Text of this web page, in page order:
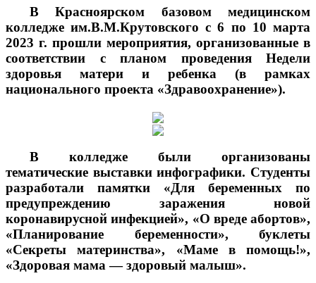
В Красноярском базовом медицинском
колледже им.В.М.Крутовского с 6 по 10 марта
2023 г. прошли мероприятия, организованные в
соответствии с планом проведения Недели
здоровья матери и ребенка (в рамках
национального проекта «Здравоохранение»).
В колледже были организованы
тематические выставки инфографики. Студенты
разработали памятки «Для беременных по
предупреждению заражения новой
коронавирусной инфекцией», «О вреде абортов»,
«Планирование беременности», буклеты
«Секреты материнства», «Маме в помощь!»,
«Здоровая мама — здоровый малыш».